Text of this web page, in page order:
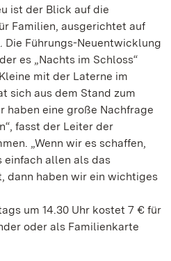
ist der Blick auf die
Familien, ausgerichtet auf
Die Führungs-Neuentwicklung
es „Nachts im Schloss“
mit der Laterne im
sich aus dem Stand zum
haben eine große Nachfrage
fasst der Leiter der
„Wenn wir es schaffen,
einfach allen als das
dann haben wir ein wichtiges
um 14.30 Uhr kostet 7 € für
oder als Familienkarte